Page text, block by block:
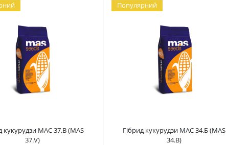
кукурудзи МАС 37.В (MAS
37.V)
Популярний
Гібрид кукурудзи MAС 34.Б (MAS
34.B)